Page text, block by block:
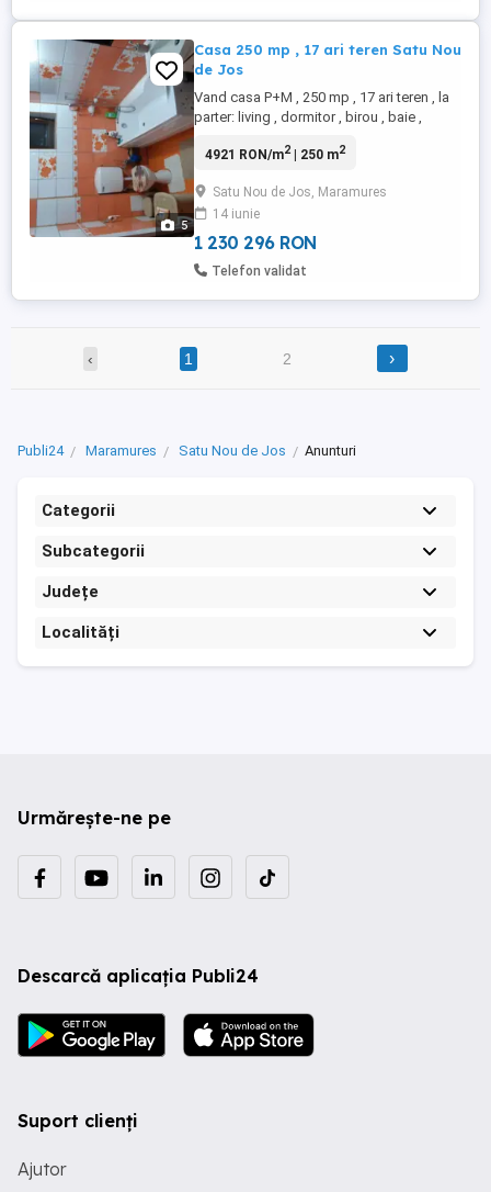
5
Casa 250 mp , 17 ari teren Satu Nou
de Jos
Vand casa P+M , 250 mp , 17 ari teren , la
parter: living , dormitor , birou , baie ,
o camera mare(living) , baie , debara. casa
exterior unde sunt 2 centrale termice , pe
lemne si pe gaz , incalzire in pardoseala ...
4921 RON/m2| 250 m2
Satu Nou de Jos, Maramures
14 iunie
1 230 296 RON
Telefon validat
‹ 1 2 ›
Publi24 Maramures Satu Nou de Jos Anunturi
Categorii
Subcategorii
Județe
Localități
Urmărește-ne pe
Descarcă aplicația Publi24
Suport clienți
Ajutor